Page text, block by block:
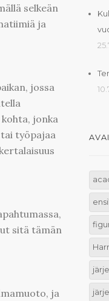
selkeän
ja
jossa
jonka
työpajaa
sitä tämän
ja